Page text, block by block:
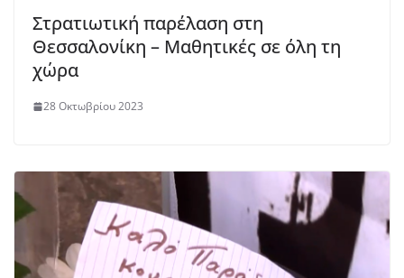
Στρατιωτική παρέλαση στη
Θεσσαλονίκη – Μαθητικές σε όλη τη
χώρα
28 Οκτωβρίου 2023